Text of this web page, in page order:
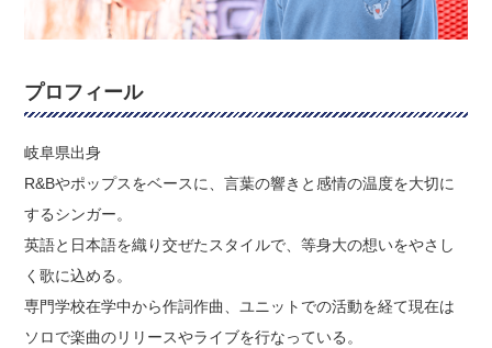
プロフィール
岐阜県出身
R&Bやポップスをベースに、言葉の響きと感情の温度を大切に
するシンガー。
英語と日本語を織り交ぜたスタイルで、等身大の想いをやさし
く歌に込める。
専門学校在学中から作詞作曲、ユニットでの活動を経て現在は
ソロで楽曲のリリースやライブを行なっている。